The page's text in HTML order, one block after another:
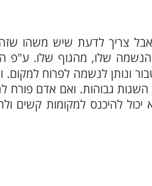
אבל צריך לדעת שיש משהו
שלו, מהגוף שלו. ע"פ
ונותן לנשמה לפרוח למקום.
השגות גבוהות. ואם אדם
להיכנס למקומות קשים